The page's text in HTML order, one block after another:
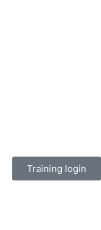
Training login